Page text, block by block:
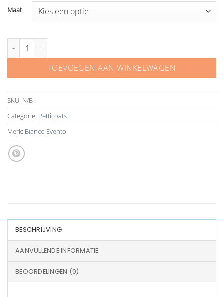
Maat
Bianco Evento petticoat H19-320 aantal
TOEVOEGEN AAN WINKELWAGEN
SKU: N/B
Categorie: Petticoats
Merk: Bianco Evento
BESCHRIJVING
AANVULLENDE INFORMATIE
BEOORDELINGEN (0)